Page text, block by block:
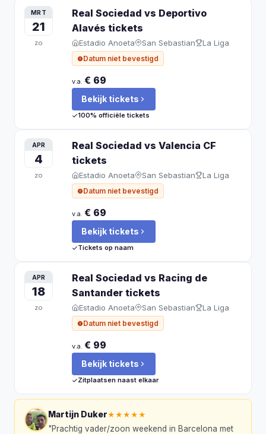
MRT
21
zo
Real Sociedad vs Deportivo
Alavés tickets
Estadio Anoeta San Sebastian La Liga
Datum niet bevestigd
v.a. € 69
Bekijk tickets
100% officiële tickets
APR
4
zo
Real Sociedad vs Valencia CF
tickets
Estadio Anoeta San Sebastian La Liga
Datum niet bevestigd
v.a. € 69
Bekijk tickets
Tickets op naam
APR
18
zo
Real Sociedad vs Racing de
Santander tickets
Estadio Anoeta San Sebastian La Liga
Datum niet bevestigd
v.a. € 99
Bekijk tickets
Zitplaatsen naast elkaar
Martijn Duker★★★★★
"Prachtig vader/zoon weekend in Barcelona met